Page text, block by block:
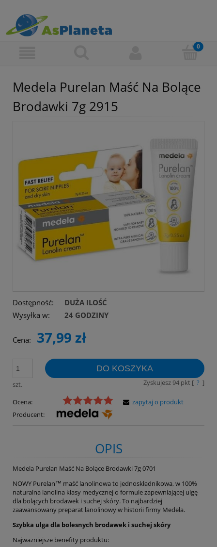
Medela Purelan Maść Na Bolące
Brodawki 7g 2915
Dostępność:
DUŻA ILOŚĆ
Wysyłka w:
24 GODZINY
Cena: 37,99 zł
szt.
DO KOSZYKA
Zyskujesz 94pkt [ ? ]
Ocena:
Producent:
zapytaj o produkt
OPIS
Medela Purelan Maść Na Bolące Brodawki 7g 0701
NOWY Purelan™ maść lanolinowa to jednoskładnikowa, w 100%
naturalna lanolina klasy medycznej o formule zapewniającej ulgę
dla bolących brodawek i suchej skóry. To najbardziej
zaawansowany preparat lanolinowy w historii firmy Medela.
Szybka ulga dla bolesnych brodawek i suchej skóry
Najważniejsze benefity produktu: